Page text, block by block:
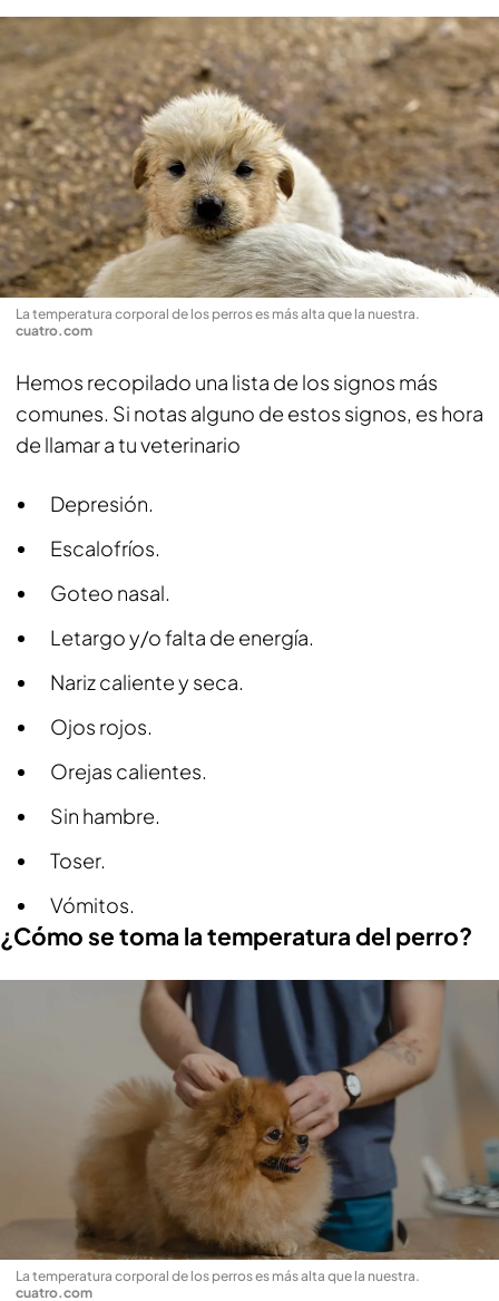
La temperatura corporal de los perros es más alta que la nuestra.
cuatro.com
Hemos recopilado una lista de los signos más
comunes. Si notas alguno de estos signos, es hora
de llamar a tu veterinario
Depresión.
Escalofríos.
Goteo nasal.
Letargo y/o falta de energía.
Nariz caliente y seca.
Ojos rojos.
Orejas calientes.
Sin hambre.
Toser.
Vómitos.
¿Cómo se toma la temperatura del perro?
La temperatura corporal de los perros es más alta que la nuestra.
cuatro.com